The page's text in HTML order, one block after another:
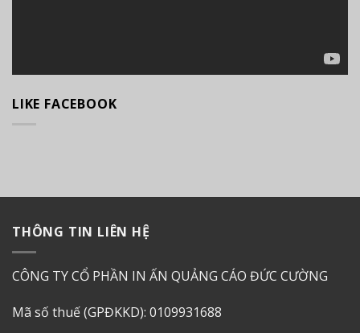
LIKE FACEBOOK
THÔNG TIN LIÊN HỆ
CÔNG TY CỔ PHẦN IN ẤN QUẢNG CÁO ĐỨC CƯỜNG
Mã số thuế (GPĐKKD): 0109931688